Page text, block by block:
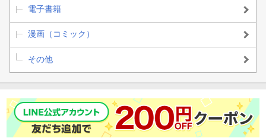
電子書籍
漫画（コミック）
その他